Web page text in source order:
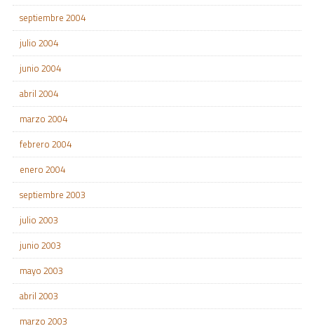
septiembre 2004
julio 2004
junio 2004
abril 2004
marzo 2004
febrero 2004
enero 2004
septiembre 2003
julio 2003
junio 2003
mayo 2003
abril 2003
marzo 2003